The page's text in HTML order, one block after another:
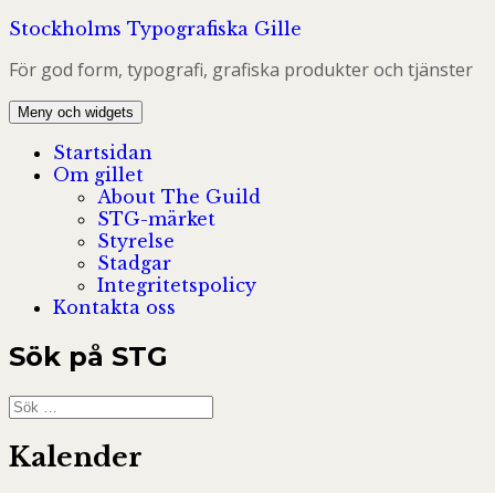
Hoppa
innehåll
Stockholms Typografiska Gille
För god form, typografi, grafiska produkter och tjänster
Meny och widgets
Startsidan
Om gillet
About The Guild
STG-märket
Styrelse
Stadgar
Integritetspolicy
Kontakta oss
Sök på STG
Sök
efter:
Kalender